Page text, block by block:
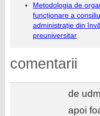
Metodologia de
funcționare a
administrație din
preuniversitar
comentarii
de
apoi